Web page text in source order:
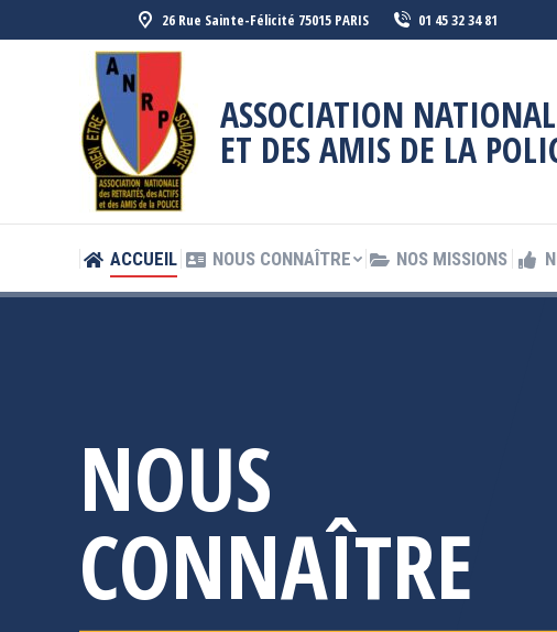
26 Rue Sainte-Félicité 75015 PARIS 01 45 32 34 81
ASSOCIATION
ET DES AMIS DE LA
ACCUEIL NOUS CONNAÎTRE NOS MISSIONS
NOUS
CONNAÎTRE
ACCUEIL NOUS CONNAÎTRE NOS MISSIONS